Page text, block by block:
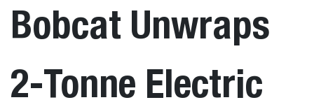
Bobcat Unwraps
2-Tonne Electric